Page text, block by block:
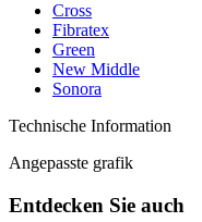
Cross
Fibratex
Green
New Middle
Sonora
Technische Information
Angepasste grafik
Entdecken Sie auch